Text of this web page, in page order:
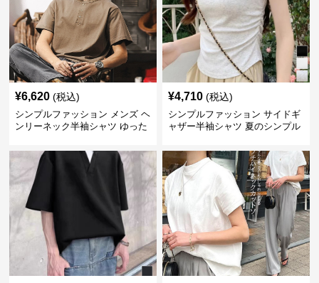
¥6,620 (税込)
シンプルファッション メンズ ヘ
ンリーネック半袖シャツ ゆった
¥4,710 (税込)
シンプルファッション サイドギ
ャザー半袖シャツ 夏のシンプル